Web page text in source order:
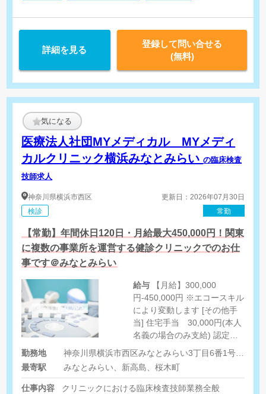
外部委託機関への提出まで準備対応
※1日の受診者数 : 約100名-190名（臨床検査技師は8名/日で対
詳細を見る
登録して問い合せる
(無料)
気になる
医療法人社団MYメディカル MYメディ
カルクリニック横浜みなとみらいの臨床検査
技師求人
神奈川県横浜市西区
検診
更新日：2026年07月30日
常勤
【常勤】年間休日120日・月給最大450,000円！関東
に複数の事業所を運営する健診クリニックでのお仕
事です＠みなとみらい
給与
円-450,000円 ※エコースキル
により変動します [その他手
当] 住宅手当 30,000円(本人
名義の場合のみ支給) 認定資
格手当 あり
勤務地
神奈川県横浜市西区みなとみらい3丁目6番1号 みなとみらいセンタービル11階
最寄駅
みなとみらい、新高島、桜木町
仕事内容
クリニックにおける臨床検査技師業務全般